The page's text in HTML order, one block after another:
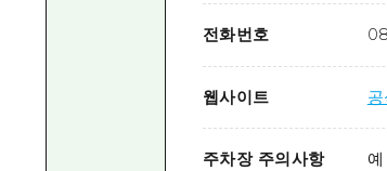
전화번호
웹사이트
주차장 주의사항 예